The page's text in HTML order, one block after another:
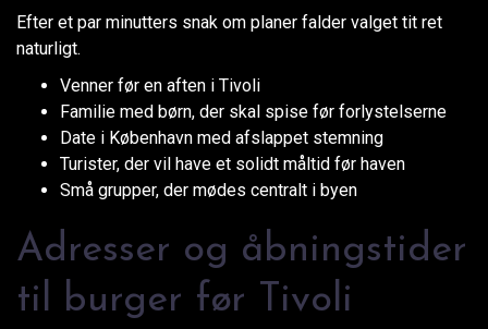
Efter et par minutters snak om planer falder valget tit ret
naturligt.
Venner før en aften i Tivoli
Familie med børn, der skal spise før forlystelserne
Date i København med afslappet stemning
Turister, der vil have et solidt måltid før haven
Små grupper, der mødes centralt i byen
Adresser og åbningstider
til burger før Tivoli